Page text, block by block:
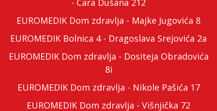
- Cara Dušana 212
EUROMEDIK Dom zdravlja - Majke Jugovića 8
EUROMEDIK Bolnica 4 - Dragoslava Srejovića 2a
EUROMEDIK Dom zdravlja - Dositeja Obradovića
8i
EUROMEDIK Dom zdravlja - Nikole Pašića 17
EUROMEDIK Dom zdravlja - Višnjička 72